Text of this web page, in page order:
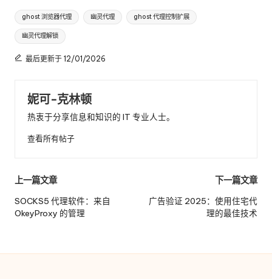
标
签
ghost 浏览器代理 幽灵代理 ghost 代理控制扩展
幽灵代理解锁
最后更新于 12/01/2026
妮可-克林顿
热衷于分享信息和知识的 IT 专业人士。
查看所有帖子
邮
政
导
上一篇文章
SOCKS5 代理软件：来自
OkeyProxy 的管理
下一篇文章
广告验证 2025：使用住宅代
理的最佳技术